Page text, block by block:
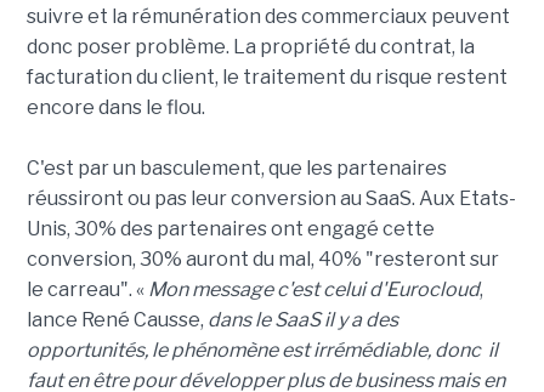
suivre et la rémunération des commerciaux peuvent
donc poser problème. La propriété du contrat, la
facturation du client, le traitement du risque restent
encore dans le flou.
C'est par un basculement, que les partenaires
réussiront ou pas leur conversion au SaaS. Aux Etats-
Unis, 30% des partenaires ont engagé cette
conversion, 30% auront du mal, 40% "resteront sur
le carreau". « Mon message c'est celui d'Eurocloud,
lance René Causse, dans le SaaS il y a des
opportunités, le phénomène est irrémédiable, donc il
faut en être pour développer plus de business mais en